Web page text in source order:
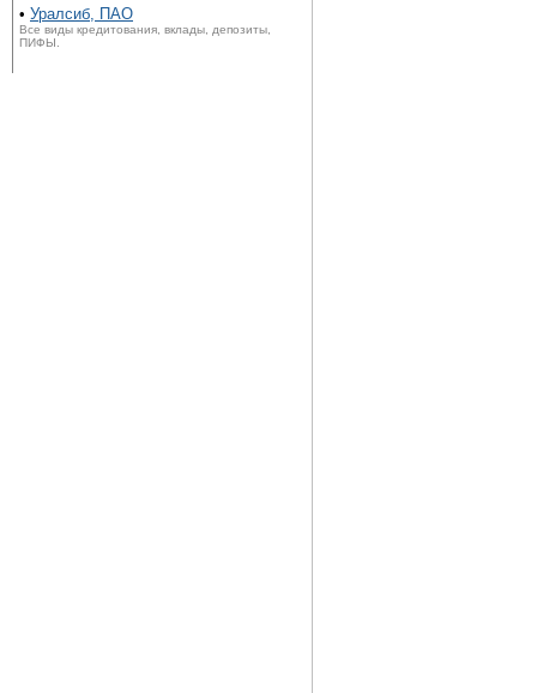
• Уралсиб, ПАО
Все виды кредитования, вклады, депозиты,
ПИФЫ.